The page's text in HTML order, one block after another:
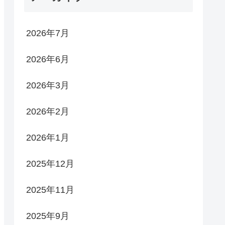
2026年7月
2026年6月
2026年3月
2026年2月
2026年1月
2025年12月
2025年11月
2025年9月